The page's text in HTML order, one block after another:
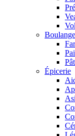
Épicerie